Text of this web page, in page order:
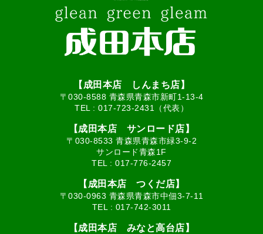
【成田本店 しんまち店】
〒030-8588 青森県青森市新町1-13-4
TEL : 017-723-2431（代表）
【成田本店 サンロード店】
〒030-8533 青森県青森市緑3-9-2
サンロード青森1F
TEL : 017-776-2457
【成田本店 つくだ店】
〒030-0963 青森県青森市中佃3-7-11
TEL : 017-742-3011
【成田本店 みなと高台店】